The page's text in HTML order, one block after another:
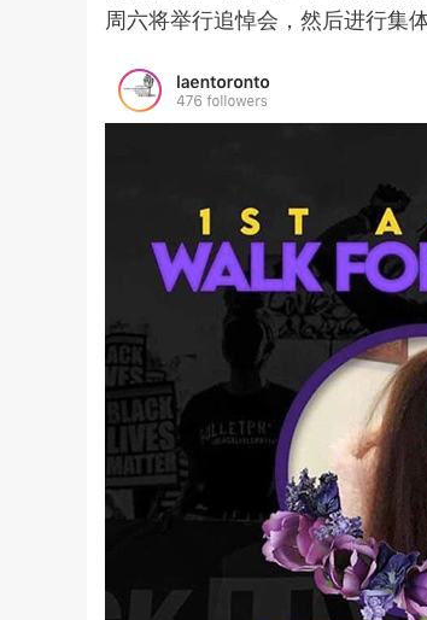
周六将举行追悼会，然后进行集